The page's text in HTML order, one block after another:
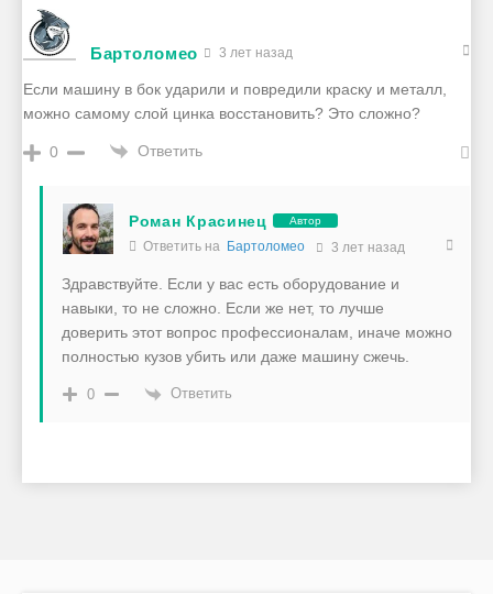
Бартоломео 3 лет назад
Если машину в бок ударили и повредили краску и металл,
можно самому слой цинка восстановить? Это сложно?
0 Ответить
Роман Красинец Автор
Ответить на Бартоломео 3 лет назад
Здравствуйте. Если у вас есть оборудование и
навыки, то не сложно. Если же нет, то лучше
доверить этот вопрос профессионалам, иначе можно
полностью кузов убить или даже машину сжечь.
0 Ответить